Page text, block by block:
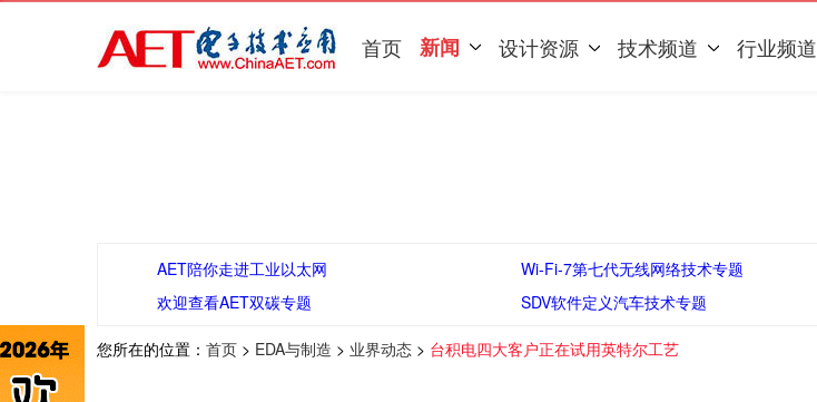
首页 新闻 设计资源 技术频道 行业频道
AET陪你走进工业以太网
Wi-Fi-7第七代无线网络技术专题
欢迎查看AET双碳专题
SDV软件定义汽车技术专题
您所在的位置： 首页 > EDA与制造 > 业界动态 > 台积电四大客户正在试用英特尔工艺